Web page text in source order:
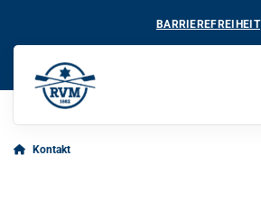
BARRIEREFREIHEIT
Kontakt